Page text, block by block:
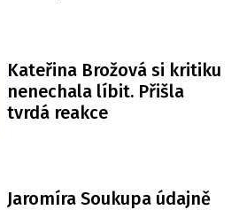
Kateřina Brožová si kritiku
nenechala líbit. Přišla
tvrdá reakce
Jaromíra Soukupa údajně